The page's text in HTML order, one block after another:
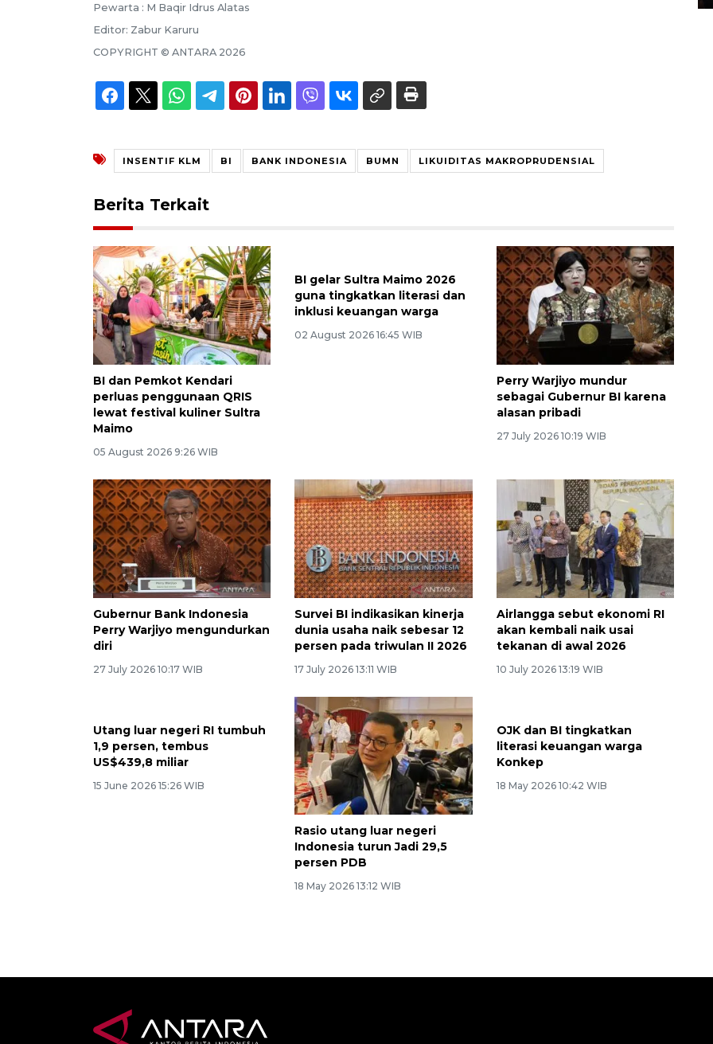
Pewarta : M Baqir Idrus Alatas
Editor: Zabur Karuru
COPYRIGHT © ANTARA 2026
INSENTIF KLM BI BANK INDONESIA BUMN LIKUIDITAS MAKROPRUDENSIAL
Berita Terkait
BI dan Pemkot Kendari
perluas penggunaan QRIS
lewat festival kuliner Sultra
Maimo
05 August 2026 9:26 WIB
BI gelar Sultra Maimo 2026
guna tingkatkan literasi dan
inklusi keuangan warga
02 August 2026 16:45 WIB
Perry Warjiyo mundur
sebagai Gubernur BI karena
alasan pribadi
27 July 2026 10:19 WIB
Gubernur Bank Indonesia
Perry Warjiyo mengundurkan
diri
27 July 2026 10:17 WIB
Survei BI indikasikan kinerja
dunia usaha naik sebesar 12
persen pada triwulan II 2026
17 July 2026 13:11 WIB
Airlangga sebut ekonomi RI
akan kembali naik usai
tekanan di awal 2026
10 July 2026 13:19 WIB
Utang luar negeri RI tumbuh
1,9 persen, tembus
US$439,8 miliar
15 June 2026 15:26 WIB
Rasio utang luar negeri
Indonesia turun Jadi 29,5
persen PDB
18 May 2026 13:12 WIB
OJK dan BI tingkatkan
literasi keuangan warga
Konkep
18 May 2026 10:42 WIB